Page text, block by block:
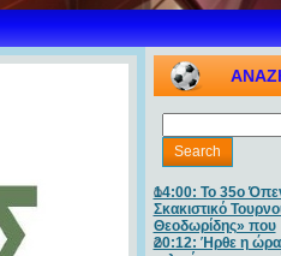
14:00: Το 35ο
Σκακιστικό
Θεοδωρίδης» που
20:12: Ήρθε η ώρα